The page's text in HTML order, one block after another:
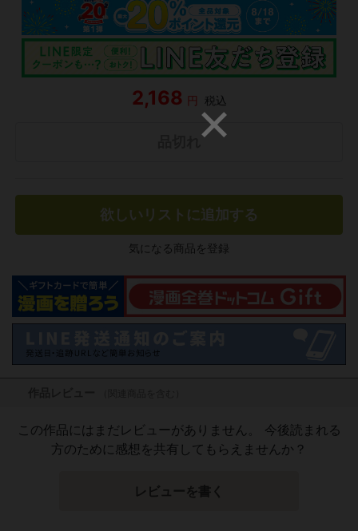
2,168 円 税込
欲しいリストに追加する
気になる商品を登録
この作品にはまだレビューがありません。 今後読まれる
方のために感想を共有してもらえませんか？
レビューを書く